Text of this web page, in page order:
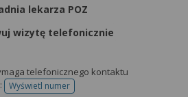
lekarza POZ
wizytę telefonicznie
telefonicznego kontaktu
Wyświetl numertelefonu do rejestracji